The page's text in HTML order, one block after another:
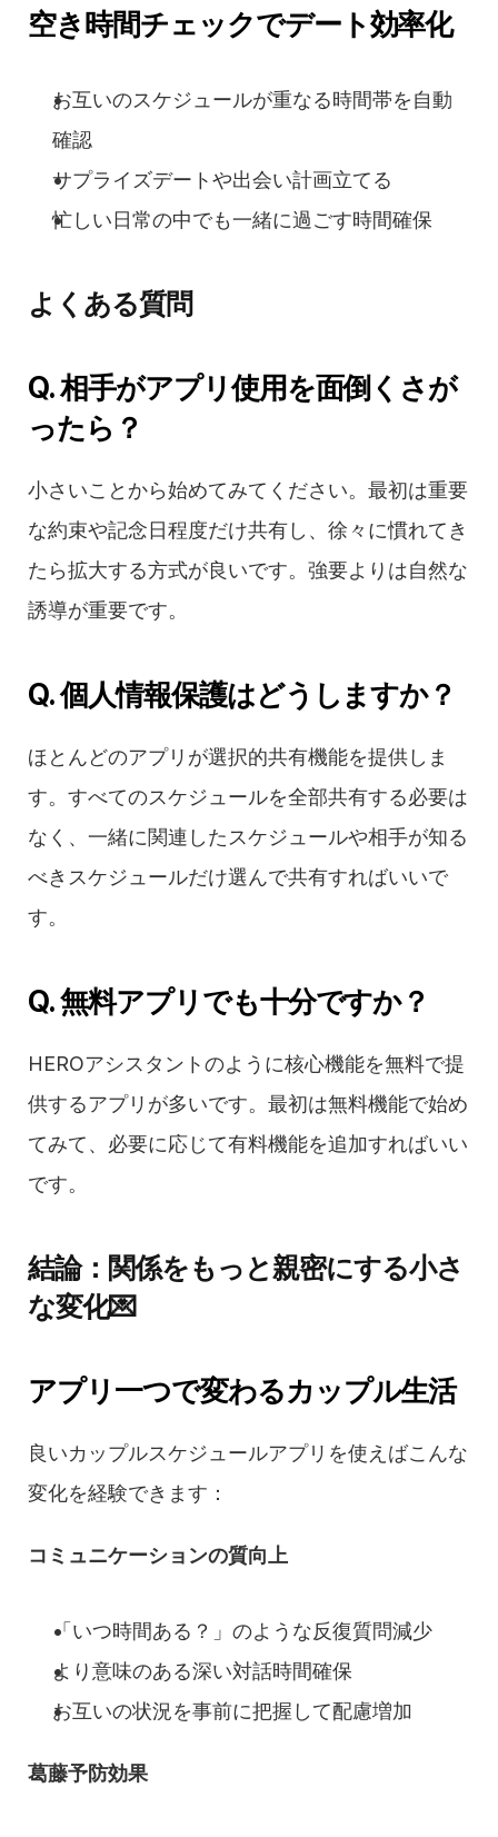
空き時間チェックでデート効率化
お互いのスケジュールが重なる時間帯を自動
確認
サプライズデートや出会い計画立てる
忙しい日常の中でも一緒に過ごす時間確保
よくある質問
Q. 相手がアプリ使用を面倒くさが
ったら？
小さいことから始めてみてください。最初は重要
な約束や記念日程度だけ共有し、徐々に慣れてき
たら拡大する方式が良いです。強要よりは自然な
誘導が重要です。
Q. 個人情報保護はどうしますか？
ほとんどのアプリが選択的共有機能を提供しま
す。すべてのスケジュールを全部共有する必要は
なく、一緒に関連したスケジュールや相手が知る
べきスケジュールだけ選んで共有すればいいで
す。
Q. 無料アプリでも十分ですか？
HEROアシスタントのように核心機能を無料で提
供するアプリが多いです。最初は無料機能で始め
てみて、必要に応じて有料機能を追加すればいい
です。
結論：関係をもっと親密にする小さ
な変化💌
アプリ一つで変わるカップル生活
良いカップルスケジュールアプリを使えばこんな
変化を経験できます：
コミュニケーションの質向上
「いつ時間ある？」のような反復質問減少
より意味のある深い対話時間確保
お互いの状況を事前に把握して配慮増加
葛藤予防効果